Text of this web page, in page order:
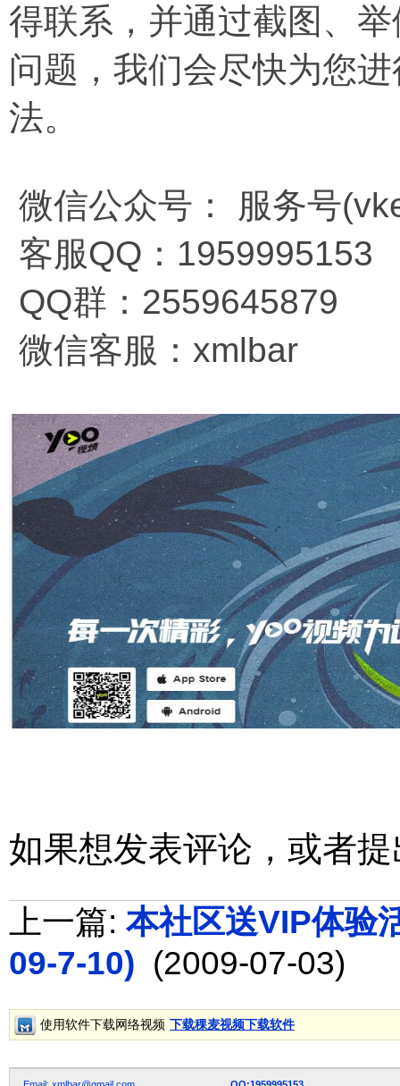
得联系，并通过截图、
问题，我们会尽快为您
法。
微信公众号： 服务号
客服QQ：1959995153
QQ群：2559645879
微信客服：xmlbar
如果想发表评论，或者
上一篇: 本社区送VIP体验
09-7-10) (2009-07-03)
使用软件下载网络视频 下载稞麦视频下载软件